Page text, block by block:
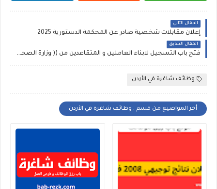
المقال التالي
إعلان مقابلات شخصية صادر عن المحكمة الدستورية 2025
المقال السابق
فتح باب التسجيل لابناء العاملين و المتقاعدين من (( وزارة الصحة ))
وظائف شاغرة في الأردن
أخر المواضيع من قسم : وظائف شاغرة في الأردن